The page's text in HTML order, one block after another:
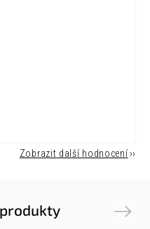
Zobrazit další hodnocení
Next